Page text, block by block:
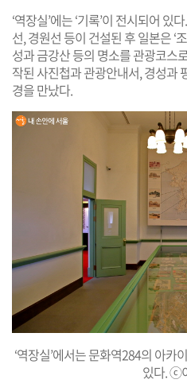
‘역장실’에는 ‘기록’이 전시되어
선, 경원선 등이 건설된 후 일본은 ‘
성과 금강산 등의 명소를 관광코스
작된 사진첩과 관광안내서, 경성과
경을 만났다.
‘역장실’에서는 문화역284의 아카
있다. ⓒ